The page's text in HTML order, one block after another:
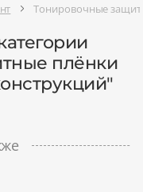
Тонировочные
плёнки